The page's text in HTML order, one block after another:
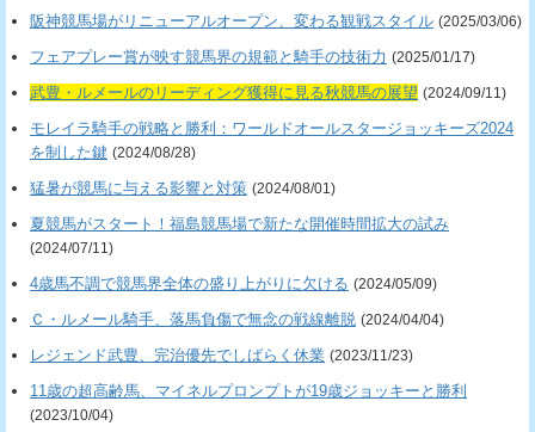
阪神競馬場がリニューアルオープン、変わる観戦スタイル (2025/03/06)
フェアプレー賞が映す競馬界の規範と騎手の技術力 (2025/01/17)
武豊・ルメールのリーディング獲得に見る秋競馬の展望 (2024/09/11)
モレイラ騎手の戦略と勝利：ワールドオールスタージョッキーズ2024
を制した鍵 (2024/08/28)
猛暑が競馬に与える影響と対策 (2024/08/01)
夏競馬がスタート！福島競馬場で新たな開催時間拡大の試み
(2024/07/11)
4歳馬不調で競馬界全体の盛り上がりに欠ける (2024/05/09)
Ｃ・ルメール騎手、落馬負傷で無念の戦線離脱 (2024/04/04)
レジェンド武豊、完治優先でしばらく休業 (2023/11/23)
11歳の超高齢馬、マイネルプロンプトが19歳ジョッキーと勝利
(2023/10/04)